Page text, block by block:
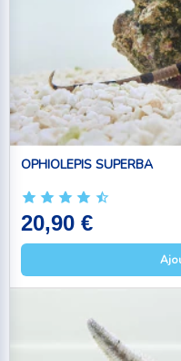
OPHIOLEPIS SUPERBA
20,90 €